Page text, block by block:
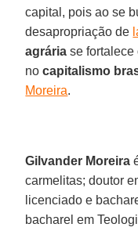
capital, pois ao se
desapropriação de
agrária se fortalece
nocapitalismo
Moreira.
Gilvander Moreira
carmelitas; doutor
licenciado e
bacharel em